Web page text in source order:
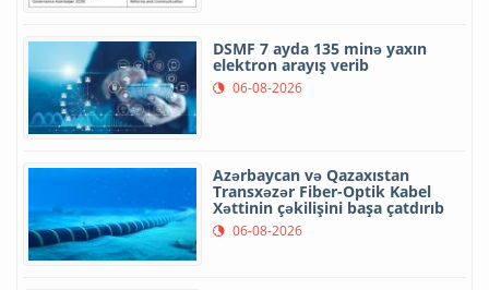
DSMF 7 ayda 135 minə yaxın
elektron arayış verib
06-08-2026
Azərbaycan və Qazaxıstan
Transxəzər Fiber-Optik Kabel
Xəttinin çəkilişini başa çatdırıb
06-08-2026